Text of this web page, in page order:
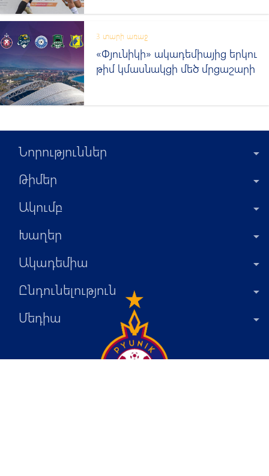
3 տարի առաջ
«Փյունիկի» ակադեմիայից երկու
թիմ կմասնակցի մեծ մրցաշարի
Նորություններ
Թիմեր
Ակումբ
Խաղեր
Ակադեմիա
Ընդունելություն
Մեդիա